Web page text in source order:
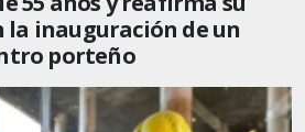
la inauguración de un
porteño